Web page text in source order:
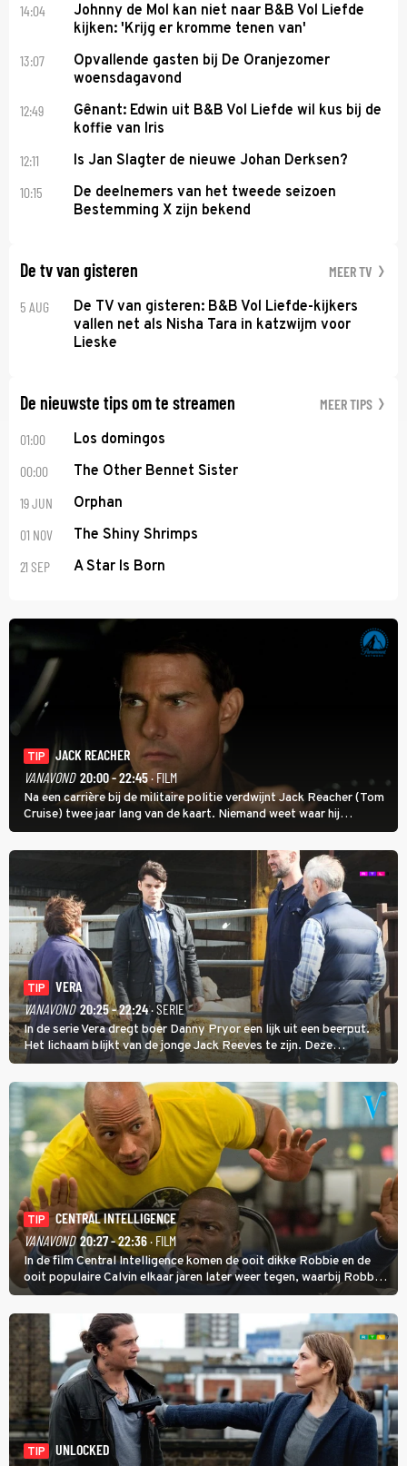
14:04
Johnny de Mol kan niet naar B&B Vol Liefde
kijken: 'Krijg er kromme tenen van'
13:07
Opvallende gasten bij De Oranjezomer
woensdagavond
12:49
Gênant: Edwin uit B&B Vol Liefde wil kus bij de
koffie van Iris
12:11 Is Jan Slagter de nieuwe Johan Derksen?
10:15
De deelnemers van het tweede seizoen
Bestemming X zijn bekend
De tv van gisteren MEER TV
5 AUG
De TV van gisteren: B&B Vol Liefde-kijkers
vallen net als Nisha Tara in katzwijm voor
Lieske
De nieuwste tips om te streamen MEER TIPS
01:00 Los domingos
00:00 The Other Bennet Sister
19 JUN Orphan
01 NOV The Shiny Shrimps
21 SEP A Star Is Born
TIP
JACK REACHER
VANAVOND 20:00 - 22:45· FILM
Na een carrière bij de militaire politie verdwijnt Jack Reacher (Tom
Cruise) twee jaar lang van de kaart. Niemand weet waar hij
uithangt, totdat moordverdachte James Barr naar hem vraagt.
TIP
VERA
VANAVOND 20:25 - 22:24· SERIE
In de serie Vera dregt boer Danny Pryor een lijk uit een beerput.
Het lichaam blijkt van de jonge Jack Reeves te zijn. Deze
homoseksuele woonwagenbewoner had gebroken met zijn familie
en verliet het kamp met slaande ruzie.
TIP
CENTRAL INTELLIGENCE
VANAVOND 20:27 - 22:36· FILM
In de film Central Intelligence komen de ooit dikke Robbie en de
ooit populaire Calvin elkaar jaren later weer tegen, waarbij Robbie,
inmiddels supergespierd en werkzaam voor de CIA, Calvins hulp
goed kan gebruiken.
TIP
UNLOCKED